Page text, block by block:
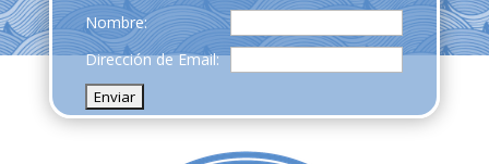
Nombre:
Dirección de Email: